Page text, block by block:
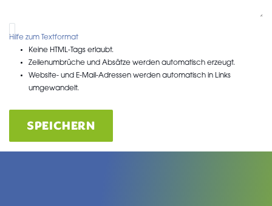
Hilfe zum Textformat
Keine HTML-Tags erlaubt.
Zeilenumbrüche und Absätze werden automatisch erzeugt.
Website- und E-Mail-Adressen werden automatisch in Links
umgewandelt.
SPEICHERN